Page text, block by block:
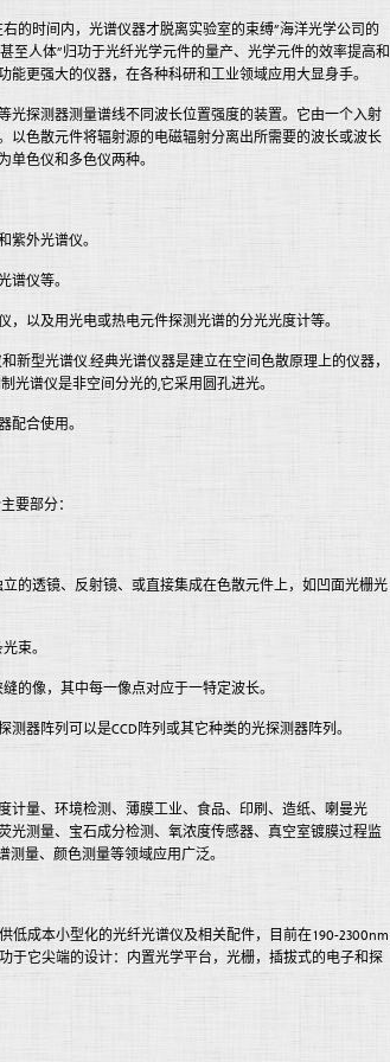
的时间内，光谱仪器才脱离实验室的束缚”海洋光学公司的
至人体”归功于光纤光学元件的量产、光学元件的效率提高和
更强大的仪器，在各种科研和工业领域应用大显身手。
光探测器测量谱线不同波长位置强度的装置。它由一个入射
以色散元件将辐射源的电磁辐射分离出所需要的波长或波长
色仪和多色仪两种。
紫外光谱仪。
仪等。
以及用光电或热电元件探测光谱的分光光度计等。
新型光谱仪.经典光谱仪器是建立在空间色散原理上的仪器，
光谱仪是非空间分光的,它采用圆孔进光。
合使用。
要部分：
的透镜、反射镜、或直接集成在色散元件上，如凹面光栅光
束。
的像，其中每一像点对应于一特定波长。
器阵列可以是CCD阵列或其它种类的光探测器阵列。
计量、环境检测、薄膜工业、食品、印刷、造纸、喇曼光
光测量、宝石成分检测、氧浓度传感器、真空室镀膜过程监
量、颜色测量等领域应用广泛。
低成本小型化的光纤光谱仪及相关配件，目前在190-2300nm
于它尖端的设计：内置光学平台，光栅，插拔式的电子和探